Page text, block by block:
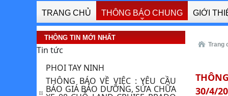
TRANG CHỦ THÔNG BÁO CHUNG GIỚI
THÔNG TIN MỚI NHẤT
Tin tức
THÔNG BÁO YÊU CẦU BÁO GIÁ
GÓI THẦU: "KIỂM ĐỊNH AN TOÀN
TÍNH NĂNG KỸ THUẬT VÀ KIỂM
ĐỊNH , HIỆU...
THƯ MỜI BÁO GIÁ CUNG CẤP LẮP
ĐẶT MÁY LẠNH CHO BỆNH VIỆN
THÔNG BÁO VỀ VIỆC : YÊU CẦU
BÁO GIÁ BẢO DƯỠNG, SỬA CHỮA
XE 08 CHỖ LAND CRUISE PRADO
Trang
30/4/